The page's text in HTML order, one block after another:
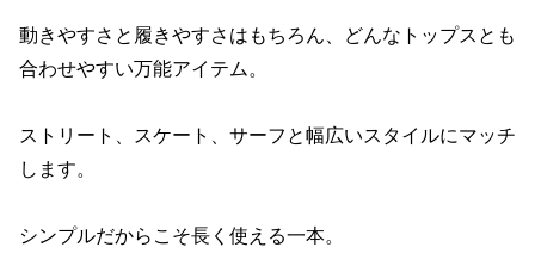
動きやすさと履きやすさはもちろん、どんなトップスとも
合わせやすい万能アイテム。
ストリート、スケート、サーフと幅広いスタイルにマッチ
します。
シンプルだからこそ長く使える一本。